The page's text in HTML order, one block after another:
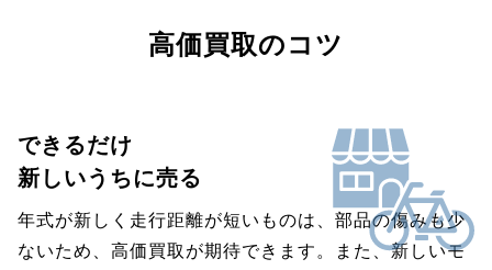
高価買取のコツ
できるだけ
新しいうちに売る
年式が新しく走行距離が短いものは、部品の傷みも少
ないため、高価買取が期待できます。また、新しいモ